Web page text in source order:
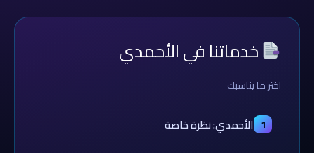
خدماتنا في الأحمدي
اختر ما يناسبك
1 الأحمدي: نظرة خاصة